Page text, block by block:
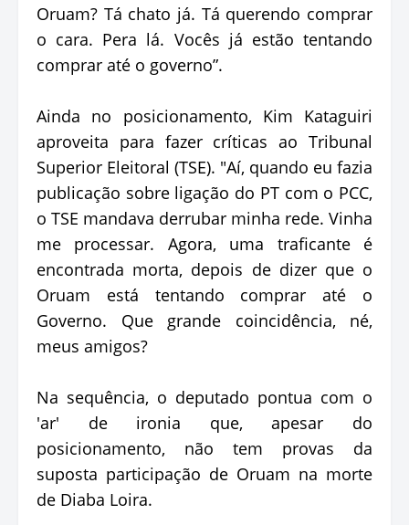
Oruam? Tá chato já. Tá querendo comprar
o cara. Pera lá. Vocês já estão tentando
comprar até o governo”.
Ainda no posicionamento, Kim Kataguiri
aproveita para fazer críticas ao Tribunal
Superior Eleitoral (TSE). "Aí, quando eu fazia
publicação sobre ligação do PT com o PCC,
o TSE mandava derrubar minha rede. Vinha
me processar. Agora, uma traficante é
encontrada morta, depois de dizer que o
Oruam está tentando comprar até o
Governo. Que grande coincidência, né,
meus amigos?
Na sequência, o deputado pontua com o
'ar' de ironia que, apesar do
posicionamento, não tem provas da
suposta participação de Oruam na morte
de Diaba Loira.